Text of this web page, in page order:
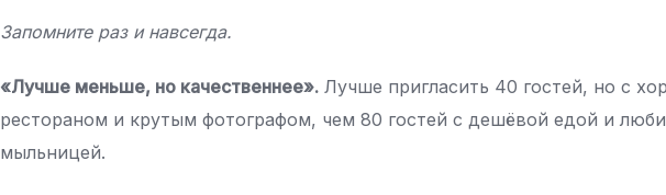
Запомните раз и навсегда.
«Лучше меньше, но качественнее». Лучше пригласить 40 гостей, но с
рестораном и крутым фотографом, чем 80 гостей с дешёвой едой и
мыльницей.